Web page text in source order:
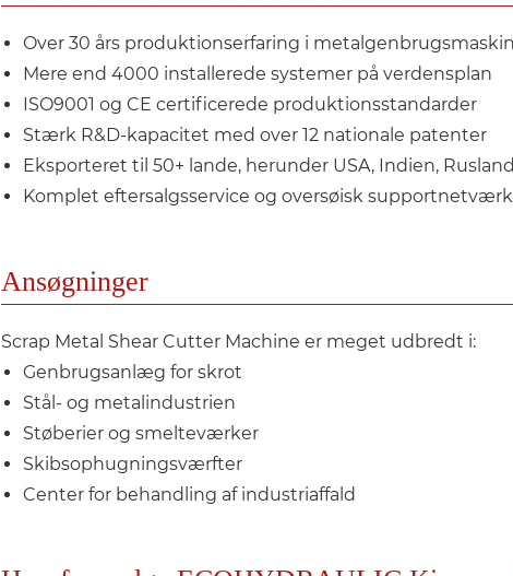
Over 30 års produktionserfaring i
Mere end 4000 installerede systemer på verdensplan
ISO9001 og CE certificerede produktionsstandarder
Stærk R&D-kapacitet med over 12 nationale patenter
Eksporteret til 50+ lande, herunder USA, Indien,
Komplet eftersalgsservice og oversøisk supportnetværk
Ansøgninger
Scrap Metal Shear Cutter Machine er meget udbredt i:
Genbrugsanlæg for skrot
Stål- og metalindustrien
Støberier og smelteværker
Skibsophugningsværfter
Center for behandling af industriaffald